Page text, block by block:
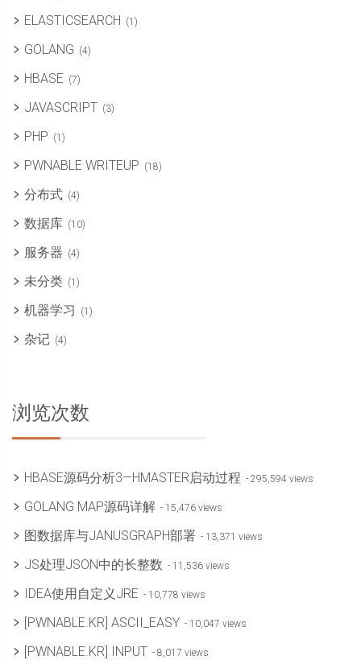
ELASTICSEARCH (1)
GOLANG (4)
HBASE (7)
JAVASCRIPT (3)
PHP (1)
PWNABLE WRITEUP (18)
分布式 (4)
数据库 (10)
服务器 (4)
未分类 (1)
机器学习 (1)
杂记 (4)
浏览次数
HBASE源码分析3—HMASTER启动过程 - 295,594 views
GOLANG MAP源码详解 - 15,476 views
图数据库与JANUSGRAPH部署 - 13,371 views
JS处理JSON中的长整数 - 11,536 views
IDEA使用自定义JRE - 10,778 views
[PWNABLE.KR] ASCII_EASY - 10,047 views
[PWNABLE.KR] INPUT - 8,017 views